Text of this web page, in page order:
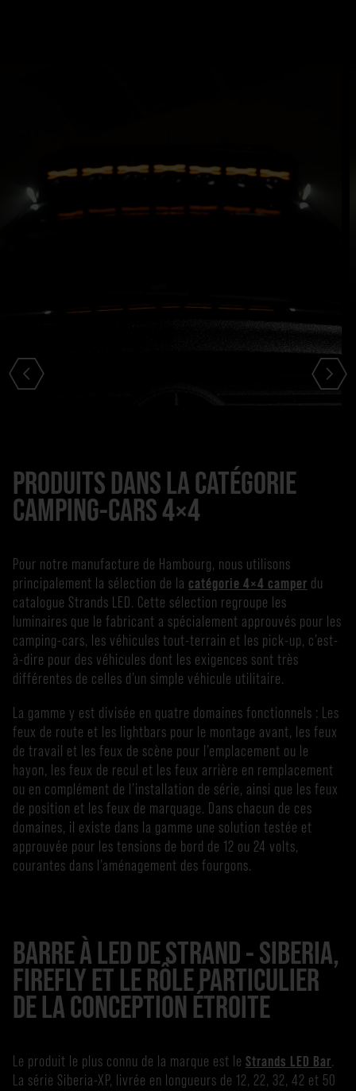
PRODUITS DANS LA CATÉGORIE
CAMPING-CARS 4×4
Pour notre manufacture de Hambourg, nous utilisons
principalement la sélection de la catégorie 4×4 camper du
catalogue Strands LED. Cette sélection regroupe les
luminaires que le fabricant a spécialement approuvés pour les
camping-cars, les véhicules tout-terrain et les pick-up, c’est-
à-dire pour des véhicules dont les exigences sont très
différentes de celles d’un simple véhicule utilitaire.
La gamme y est divisée en quatre domaines fonctionnels : Les
feux de route et les lightbars pour le montage avant, les feux
de travail et les feux de scène pour l’emplacement ou le
hayon, les feux de recul et les feux arrière en remplacement
ou en complément de l’installation de série, ainsi que les feux
de position et les feux de marquage. Dans chacun de ces
domaines, il existe dans la gamme une solution testée et
approuvée pour les tensions de bord de 12 ou 24 volts,
courantes dans l’aménagement des fourgons.
BARRE À LED DE STRAND - SIBERIA,
FIREFLY ET LE RÔLE PARTICULIER
DE LA CONCEPTION ÉTROITE
Le produit le plus connu de la marque est le Strands LED Bar.
La série Siberia-XP, livrée en longueurs de 12, 22, 32, 42 et 50